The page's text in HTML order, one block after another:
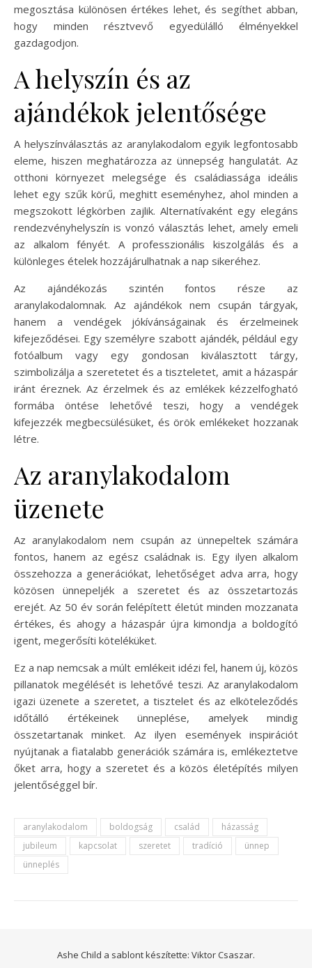
megosztása különösen értékes lehet, és segíthet abban,
hogy minden résztvevő egyedülálló élményekkel
gazdagodjon.
A helyszín és az
ajándékok jelentősége
A helyszínválasztás az aranylakodalom egyik legfontosabb
eleme, hiszen meghatározza az ünnepség hangulatát. Az
otthoni környezet melegsége és családiassága ideális
lehet egy szűk körű, meghitt eseményhez, ahol minden a
megszokott légkörben zajlik. Alternatívaként egy elegáns
rendezvényhelyszín is vonzó választás lehet, amely emeli
az alkalom fényét. A professzionális kiszolgálás és a
különleges ételek hozzájárulhatnak a nap sikeréhez.
Az ajándékozás szintén fontos része az
aranylakodalomnak. Az ajándékok nem csupán tárgyak,
hanem a vendégek jókívánságainak és érzelmeinek
kifejeződései. Egy személyre szabott ajándék, például egy
fotóalbum vagy egy gondosan kiválasztott tárgy,
szimbolizálja a szeretetet és a tiszteletet, amit a házaspár
iránt éreznek. Az érzelmek és az emlékek kézzelfogható
formába öntése lehetővé teszi, hogy a vendégek
kifejezzék megbecsülésüket, és örök emlékeket hozzanak
létre.
Az aranylakodalom
üzenete
Az aranylakodalom nem csupán az ünnepeltek számára
fontos, hanem az egész családnak is. Egy ilyen alkalom
összehozza a generációkat, lehetőséget adva arra, hogy
közösen ünnepeljék a szeretet és az összetartozás
erejét. Az 50 év során felépített életút minden mozzanata
értékes, és ahogy a házaspár újra kimondja a boldogító
igent, megerősíti köteléküket.
Ez a nap nemcsak a múlt emlékeit idézi fel, hanem új, közös
pillanatok megélését is lehetővé teszi. Az aranylakodalom
igazi üzenete a szeretet, a tisztelet és az elköteleződés
időtálló értékeinek ünneplése, amelyek mindig
összetartanak minket. Az ilyen események inspirációt
nyújtanak a fiatalabb generációk számára is, emlékeztetve
őket arra, hogy a szeretet és a közös életépítés milyen
jelentőséggel bír.
aranylakodalom boldogság család
házasság
jubileum
kapcsolat szeretet tradíció
ünnep
ünneplés
Ashe Child a sablont készítette: Viktor Csaszar.